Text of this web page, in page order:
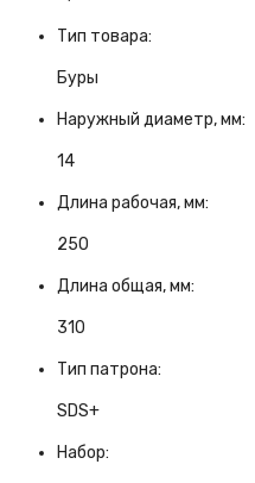
Тип товара:
Буры
Наружный диаметр, мм:
14
Длина рабочая, мм:
250
Длина общая, мм:
310
Тип патрона:
SDS+
Набор: